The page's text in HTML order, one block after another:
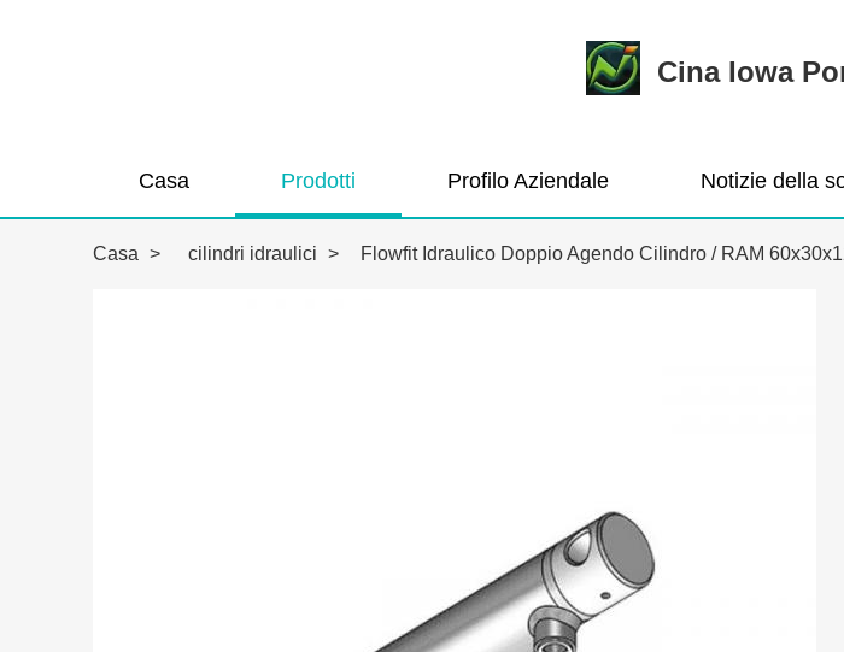
Cina Iowa
Casa Prodotti Profilo Aziendale Notizie della
Casa > cilindri idraulici > Flowfit Idraulico Doppio Agendo Cilindro / RAM